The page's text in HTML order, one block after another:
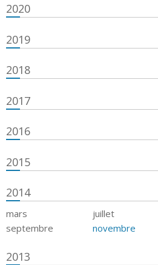
2020
2019
2018
2017
2016
2015
2014
mars juillet
septembre
novembre
2013